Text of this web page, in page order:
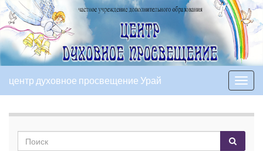
Вкл/
выкл
центр духовное просвещение Урай